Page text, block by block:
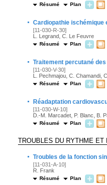
Résumé Plan
· Cardiopathie ischémique
[11-030-R-30]
L. Legrand, C. Le Feuvre
Résumé Plan
· Traitement percutané
[11-030-V-30]
L. Pechmajou, C. Chamandi,
Résumé Plan
· Réadaptation
[11-030-W-10]
D.-M. Marcadet, P. Blanc, B.
Résumé Plan
TROUBLES DU RYTHME ET
· Troubles de la fonction
[11-031-A-10]
R. Frank
Résumé Plan